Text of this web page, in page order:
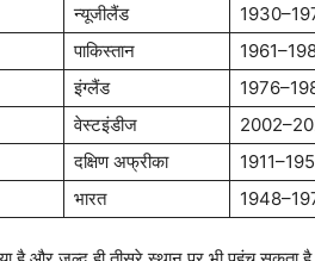
न्यूजीलैंड
पाकिस्तान
इंग्लैंड
वेस्टइंडीज
दक्षिण अफ्रीका
भारत